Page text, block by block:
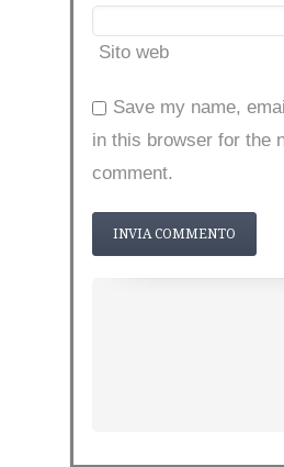
Sito web
Save my name,
in this browser for the
comment.